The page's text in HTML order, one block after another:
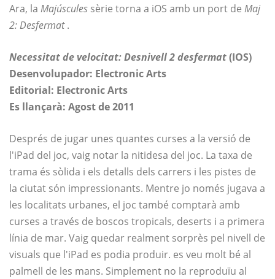
Ara, la Majúscules sèrie torna a iOS amb un port de Maj
2: Desfermat.
Necessitat de velocitat: Desnivell 2 desfermat(IOS)
Desenvolupador: Electronic Arts
Editorial: Electronic Arts
Es llançarà: Agost de 2011
Després de jugar unes quantes curses a la versió de
l'iPad del joc, vaig notar la nitidesa del joc. La taxa de
trama és sòlida i els detalls dels carrers i les pistes de
la ciutat són impressionants. Mentre jo només jugava a
les localitats urbanes, el joc també comptarà amb
curses a través de boscos tropicals, deserts i a primera
línia de mar. Vaig quedar realment sorprès pel nivell de
visuals que l'iPad es podia produir. es veu molt bé al
palmell de les mans. Simplement no la reproduïu al